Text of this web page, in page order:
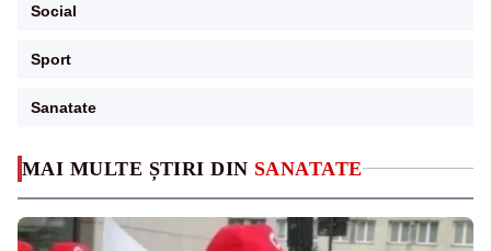
MAI MULTE ȘTIRI DIN SANATATE
Social
Sport
Sanatate